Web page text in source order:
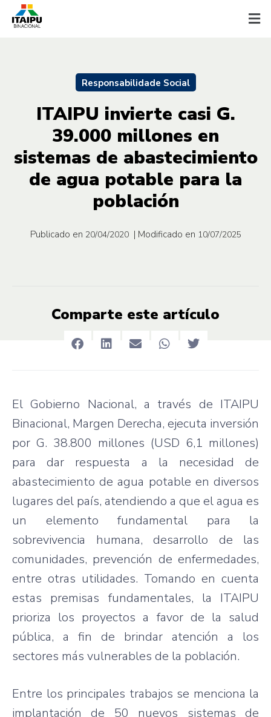
Responsabilidade Social
ITAIPU invierte casi G.
39.000 millones en
sistemas de abastecimiento
de agua potable para la
población
Publicado en 20/04/2020 | Modificado en 10/07/2025
Comparte este artículo
El Gobierno Nacional, a través de ITAIPU
Binacional, Margen Derecha, ejecuta inversión
por G. 38.800 millones (USD 6,1 millones)
para dar respuesta a la necesidad de
abastecimiento de agua potable en diversos
lugares del país, atendiendo a que el agua es
un elemento fundamental para la
sobrevivencia humana, desarrollo de las
comunidades, prevención de enfermedades,
entre otras utilidades. Tomando en cuenta
estas premisas fundamentales, la ITAIPU
prioriza los proyectos a favor de la salud
pública, a fin de brindar atención a los
sectores más vulnerables de la población.
Entre los principales trabajos se menciona la
implantación de 50 nuevos sistemas de